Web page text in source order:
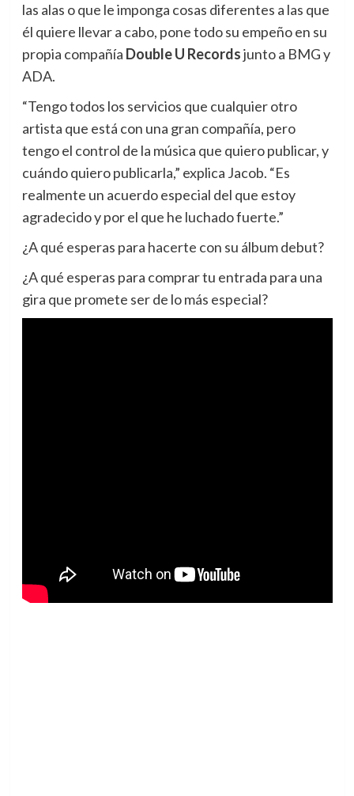
las alas o que le imponga cosas diferentes a las que
él quiere llevar a cabo, pone todo su empeño en su
propia compañía Double U Recordsjunto a BMG y
ADA.
“Tengo todos los servicios que cualquier otro
artista que está con una gran compañía, pero
tengo el control de la música que quiero publicar, y
cuándo quiero publicarla,” explica Jacob. “Es
realmente un acuerdo especial del que estoy
agradecido y por el que he luchado fuerte.”
¿A qué esperas para hacerte con su álbum debut?
¿A qué esperas para comprar tu entrada para una
gira que promete ser de lo más especial?